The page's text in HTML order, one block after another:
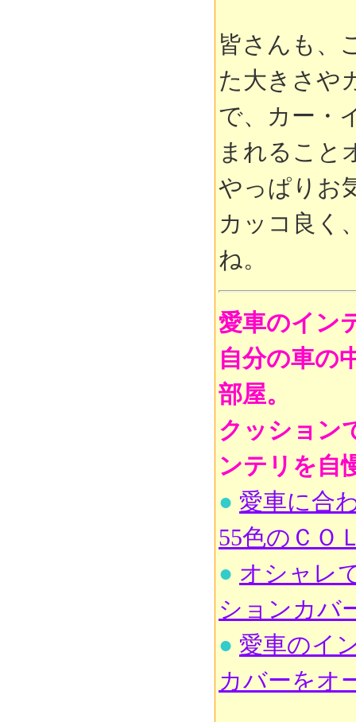
皆さんも、
た大きさや
で、カー・
まれること
やっぱりお
カッコ良く
ね。
愛車のイン
自分の車の
部屋。
クッション
ンテリを自
● 愛車に合
55色のＣＯ
● オシャレ
ションカバ
● 愛車のイ
カバーをオ